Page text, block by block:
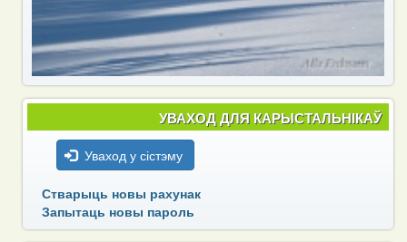
УВАХОД ДЛЯ КАРЫСТАЛЬНІКАЎ
Уваход у сістэму
Стварыць новы рахунак
Запытаць новы пароль